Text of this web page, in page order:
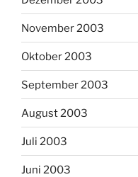
November 2003
Oktober 2003
September 2003
August 2003
Juli 2003
Juni 2003